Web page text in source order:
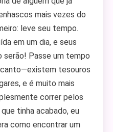
mais vezes do
leve seu tempo.
em um dia, e seus
serão! Passe um tempo
tesouros
e é muito mais
correr pelos
tinha acabado, eu
como encontrar um